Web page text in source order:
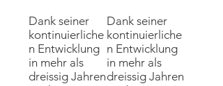
Dank seiner
kontinuierliche
n Entwicklung
in mehr als
dreissig Jahren
Dank seiner
kontinuierliche
n Entwicklung
in mehr als
dreissig Jahren